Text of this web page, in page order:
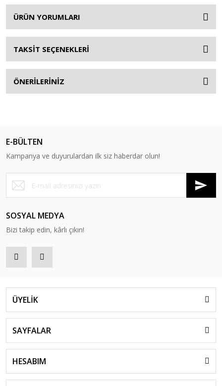
ÜRÜN YORUMLARI
TAKSİT SEÇENEKLERİ
ÖNERİLERİNİZ
E-BÜLTEN
Kampanya ve duyurulardan ilk siz haberdar olun!
SOSYAL MEDYA
Bizi takip edin, kârlı çıkın!
ÜYELİK
SAYFALAR
HESABIM